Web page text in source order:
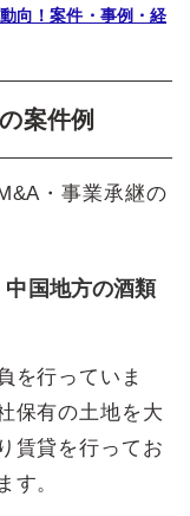
向！案件・事例・経
案件例
・事業承継の
中国地方の酒類
を行っていま
保有の土地を大
賃貸を行ってお
す。